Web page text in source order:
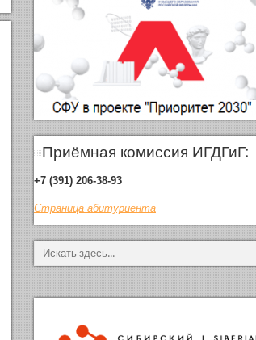
Приёмная комиссия ИГДГиГ:
+7 (391) 206-38-93
Страница абитуриента
.